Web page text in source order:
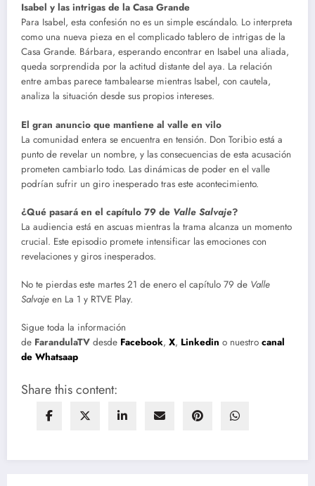
Isabel y las intrigas de la Casa Grande
Para Isabel, esta confesión no es un simple escándalo. Lo interpreta
como una nueva pieza en el complicado tablero de intrigas de la
Casa Grande. Bárbara, esperando encontrar en Isabel una aliada,
queda sorprendida por la actitud distante del aya. La relación
entre ambas parece tambalearse mientras Isabel, con cautela,
analiza la situación desde sus propios intereses.
El gran anuncio que mantiene al valle en vilo
La comunidad entera se encuentra en tensión. Don Toribio está a
punto de revelar un nombre, y las consecuencias de esta acusación
prometen cambiarlo todo. Las dinámicas de poder en el valle
podrían sufrir un giro inesperado tras este acontecimiento.
¿Qué pasará en el capítulo 79 de Valle Salvaje?
La audiencia está en ascuas mientras la trama alcanza un momento
crucial. Este episodio promete intensificar las emociones con
revelaciones y giros inesperados.
No te pierdas este martes 21 de enero el capítulo 79 de Valle
Salvaje en La 1 y RTVE Play.
Sigue toda la información
de FarandulaTV desde Facebook, X, Linkedin o nuestro canal
de Whatsaap
Share this content: